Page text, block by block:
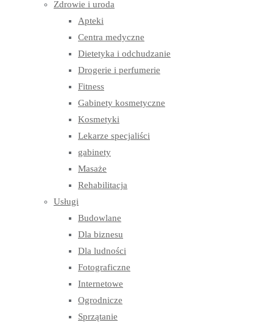
Zdrowie i uroda
Apteki
Centra medyczne
Dietetyka i odchudzanie
Drogerie i perfumerie
Fitness
Gabinety kosmetyczne
Kosmetyki
Lekarze specjaliści
gabinety
Masaże
Rehabilitacja
Usługi
Budowlane
Dla biznesu
Dla ludności
Fotograficzne
Internetowe
Ogrodnicze
Sprzątanie